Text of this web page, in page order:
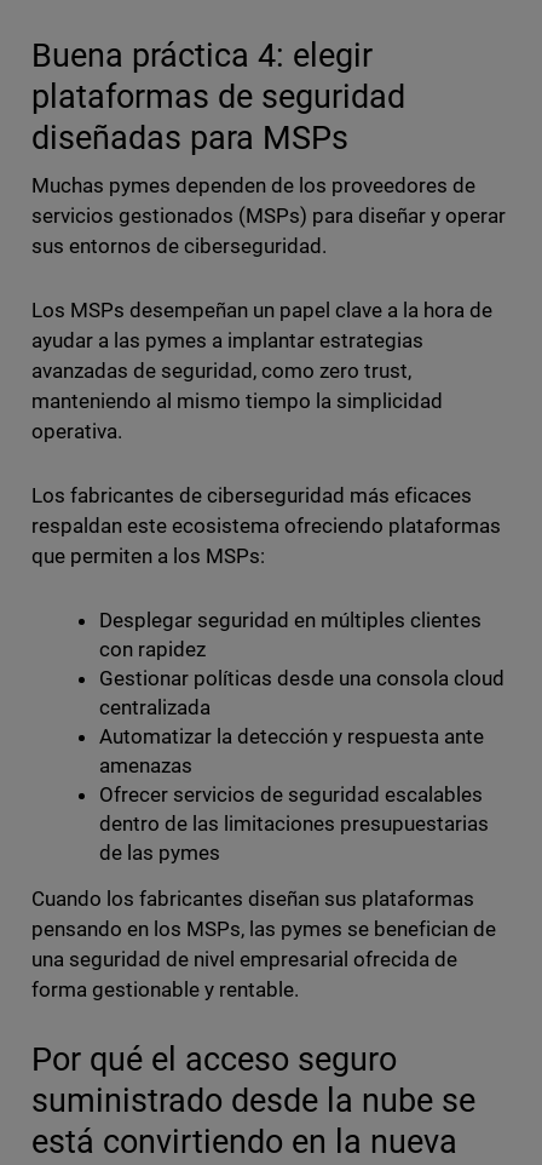
Buena práctica 4: elegir
plataformas de seguridad
diseñadas para MSPs
Muchas pymes dependen de los proveedores de
servicios gestionados (MSPs) para diseñar y operar
sus entornos de ciberseguridad.
Los MSPs desempeñan un papel clave a la hora de
ayudar a las pymes a implantar estrategias
avanzadas de seguridad, como zero trust,
manteniendo al mismo tiempo la simplicidad
operativa.
Los fabricantes de ciberseguridad más eficaces
respaldan este ecosistema ofreciendo plataformas
que permiten a los MSPs:
Desplegar seguridad en múltiples clientes
con rapidez
Gestionar políticas desde una consola cloud
centralizada
Automatizar la detección y respuesta ante
amenazas
Ofrecer servicios de seguridad escalables
dentro de las limitaciones presupuestarias
de las pymes
Cuando los fabricantes diseñan sus plataformas
pensando en los MSPs, las pymes se benefician de
una seguridad de nivel empresarial ofrecida de
forma gestionable y rentable.
Por qué el acceso seguro
suministrado desde la nube se
está convirtiendo en la nueva